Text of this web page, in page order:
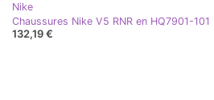
Nike
Chaussures Nike V5 RNR en HQ7901-101
132,19 €